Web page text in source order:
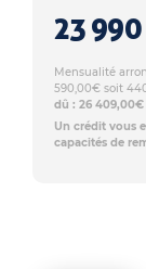
23 990
Mensualité
590,00€ soit
dû : 26 409,00€
Un crédit vous
capacités de